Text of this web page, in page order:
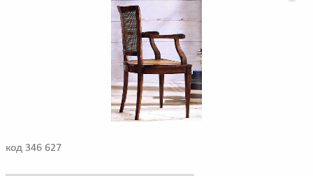
код 346 627